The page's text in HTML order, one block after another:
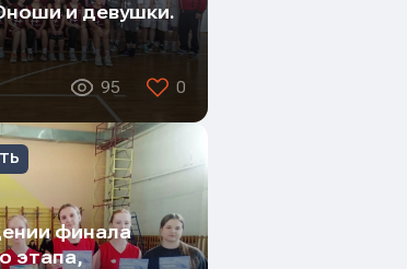
и девушки.
95 0
финала
этапа,